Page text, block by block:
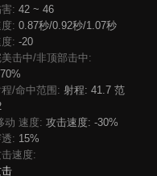
: 42 ~ 46
: 0.87秒/0.92秒/1.07秒
: -20
击中/非顶部击中:
/命中范围: 射程: 41.7 范
动 速度: 攻击速度: -30%
: 15%
速度: